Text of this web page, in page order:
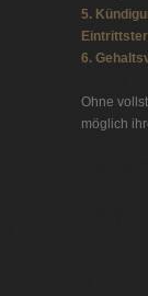
5.
6.
Ohne
möglich